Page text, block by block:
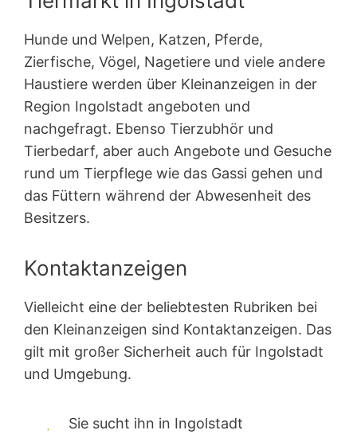
Hunde und Welpen, Katzen, Pferde,
Zierfische, Vögel, Nagetiere und viele andere
Haustiere werden über Kleinanzeigen in der
Region Ingolstadt angeboten und
nachgefragt. Ebenso Tierzubhör und
Tierbedarf, aber auch Angebote und Gesuche
rund um Tierpflege wie das Gassi gehen und
das Füttern während der Abwesenheit des
Besitzers.
Kontaktanzeigen
Vielleicht eine der beliebtesten Rubriken bei
den Kleinanzeigen sind Kontakt­anzeigen. Das
gilt mit großer Sicherheit auch für Ingolstadt
und Umgebung.
Sie sucht ihn in Ingolstadt